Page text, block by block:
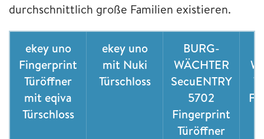
durchschnittlich große Familien existieren.
ekey uno
Fingerprint
Türöffner
mit eqiva
Türschloss
ekey uno
mit Nuki
Türschloss
BURG-
WÄCHTER
SecuENTRY
5702
Fingerprint
Türöffner